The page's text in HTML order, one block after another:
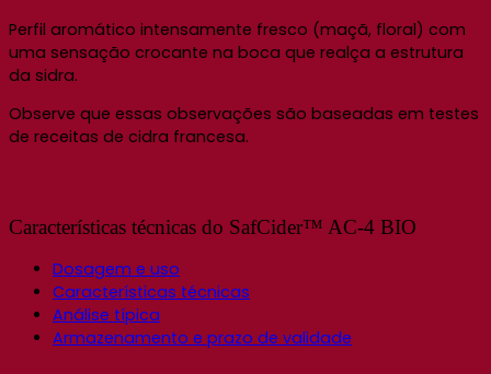
Perfil aromático intensamente fresco (maçã, floral) com
uma sensação crocante na boca que realça a estrutura
da sidra.
Observe que essas observações são baseadas em testes
de receitas de cidra francesa.
Características técnicas do SafCider™ AC-4 BIO
Dosagem e uso
Características técnicas
Análise típica
Armazenamento e prazo de validade